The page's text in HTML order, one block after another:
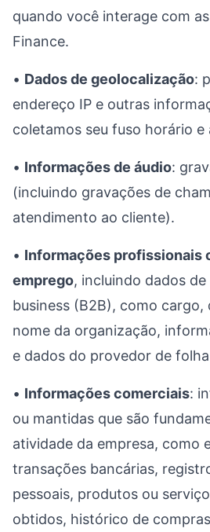
quando você interage com
Finance.
• Dados de geolocalização:
endereço IP e outras
coletamos seu fuso horário e
• Informações de áudio:
(incluindo gravações de
atendimento ao cliente).
• Informações profissionais
emprego, incluindo dados
business (B2B), como
nome da organização,
e dados do provedor de
• Informações comerciais:
ou mantidas que são
atividade da empresa, como
transações bancárias,
pessoais, produtos ou
obtidos, histórico de